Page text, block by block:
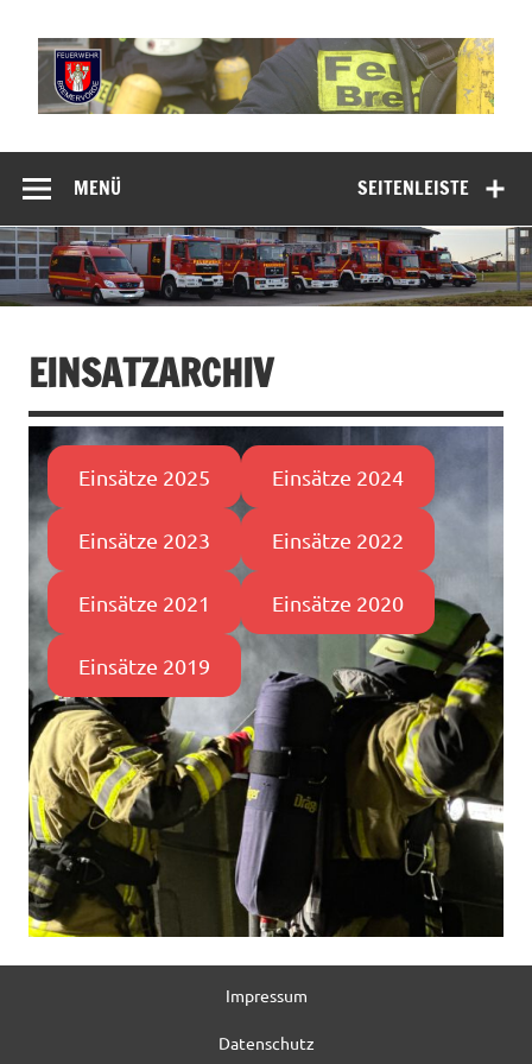
springen
Freiwillige
Feuerwehr
Bremervörde
SEITENLEISTE
MENÜ
EINSATZARCHIV
Einsätze 2025 Einsätze 2024
Einsätze 2023 Einsätze 2022
Einsätze 2021 Einsätze 2020
Einsätze 2019
Impressum
Datenschutz